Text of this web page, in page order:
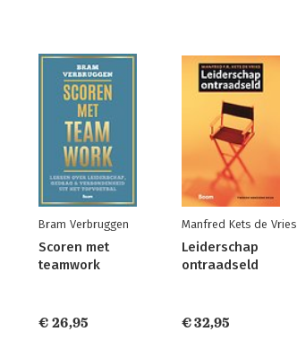
Bram Verbruggen
Scoren met
teamwork
€ 26,95
Manfred Kets de Vries
Leiderschap
ontraadseld
€ 32,95